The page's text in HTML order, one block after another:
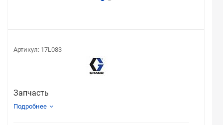
Артикул: 17L083
Запчасть
Подробнее